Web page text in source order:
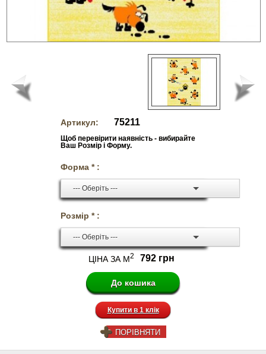
Артикул: 75211
Щоб перевірити наявність - вибирайте
Ваш Розмір і Форму.
Форма * :
--- Оберіть ---
Розмір * :
--- Оберіть ---
ЦІНА ЗА М2 792 грн
Купити в 1 клік
ПОРІВНЯТИ